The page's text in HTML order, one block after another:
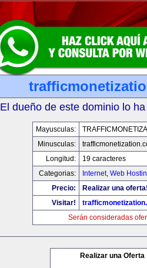
El dueño de este dominio lo
Mayusculas:
Minusculas:
Longitud:
19 caracteres
Categorias:
Internet, Web
Precio:
Realizar una
Visitar!
Serán consideradas
Realizar una Oferta